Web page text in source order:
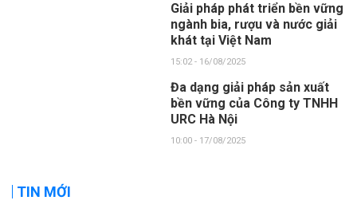
Giải pháp phát triển bền vững
ngành bia, rượu và nước giải
khát tại Việt Nam
15:02 - 16/08/2025
Đa dạng giải pháp sản xuất
bền vững của Công ty TNHH
URC Hà Nội
10:00 - 17/08/2025
TIN MỚI